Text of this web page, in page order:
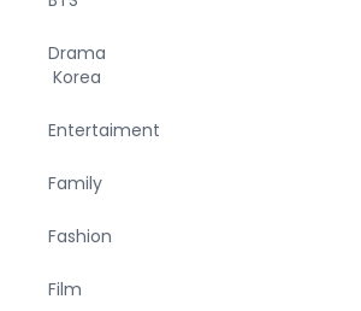
Drama
Korea
Entertaiment
Family
Fashion
Film